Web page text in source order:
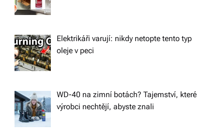
Elektrikáři varují: nikdy netopte tento typ
oleje v peci
WD-40 na zimní botách? Tajemství, které
výrobci nechtějí, abyste znali